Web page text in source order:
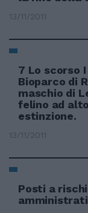
13/11/2011
7 Lo scorso
Bioparco di
maschio di
felino ad
estinzione.
13/11/2011
Posti a